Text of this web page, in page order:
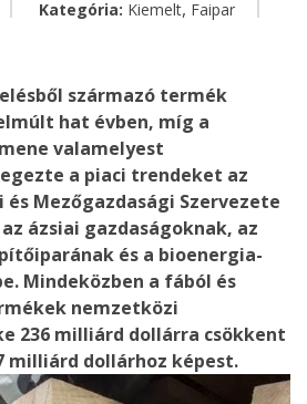
Kategória: Kiemelt, Faipar
származó termék
hat évben, míg a
valamelyest
a piaci trendeket az
és Mezőgazdasági Szervezete
az ázsiai gazdaságoknak, az
és a bioenergia-
Mindeközben a fából és
nemzetközi
236 milliárd dollárra csökkent
milliárd dollárhoz képest.